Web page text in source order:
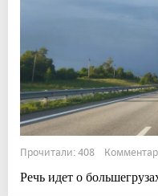
Прочитали: 408
Речь идет о